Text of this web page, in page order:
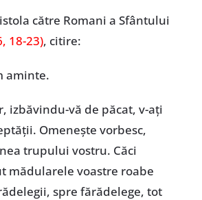
către Romani a Sfântului
18-23), citire:
aminte.
izbăvindu-vă de păcat, v-ați
Omenește vorbesc,
trupului vostru. Căci
mădularele voastre roabe
spre fărădelege, tot